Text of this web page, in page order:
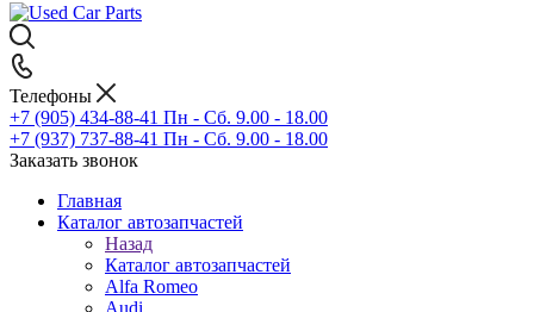
Телефоны
+7 (905) 434-88-41 Пн - Сб. 9.00 - 18.00
+7 (937) 737-88-41 Пн - Сб. 9.00 - 18.00
Заказать звонок
Главная
Каталог автозапчастей
Назад
Каталог автозапчастей
Alfa Romeo
Audi